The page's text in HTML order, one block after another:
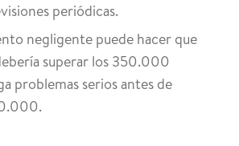
periódicas.
negligente puede hacer que
superar los 350.000
problemas serios antes de